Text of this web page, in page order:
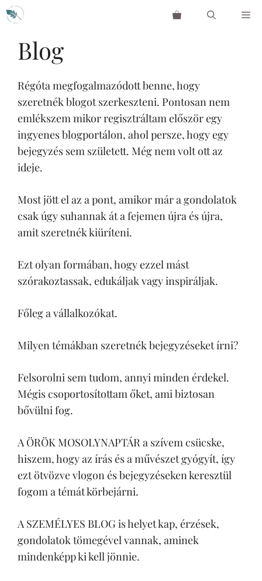
Kilépés
tartalomba
Blog
Régóta megfogalmazódott benne, hogy
szeretnék blogot szerkeszteni. Pontosan nem
emlékszem mikor regisztráltam először egy
ingyenes blogportálon, ahol persze, hogy egy
bejegyzés sem született. Még nem volt ott az
ideje.
Most jött el az a pont, amikor már a gondolatok
csak úgy suhannak át a fejemen újra és újra,
amit szeretnék kiüríteni.
Ezt olyan formában, hogy ezzel mást
szórakoztassak, edukáljak vagy inspiráljak.
Főleg a vállalkozókat.
Milyen témákban szeretnék bejegyzéseket írni?
Felsorolni sem tudom, annyi minden érdekel.
Mégis csoportosítottam őket, ami biztosan
bővülni fog.
A ÖRÖK MOSOLYNAPTÁR a szívem csücske,
hiszem, hogy az írás és a művészet gyógyít, így
ezt ötvözve vlogon és bejegyzéseken keresztül
fogom a témát körbejárni.
A SZEMÉLYES BLOG is helyet kap, érzések,
gondolatok tömegével vannak, aminek
mindenképp ki kell jönnie.